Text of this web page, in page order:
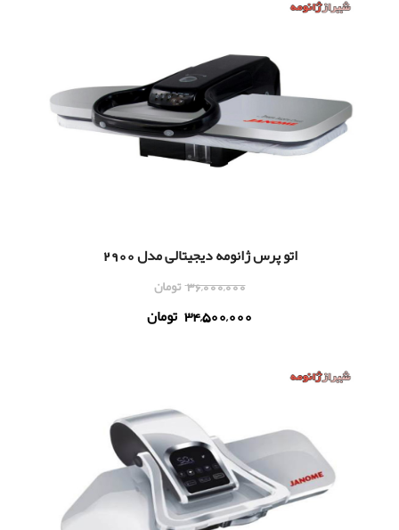
اتو پرس ژانومه دیجیتالی مدل 2900
36,000,000 تومان
34,500,000 تومان